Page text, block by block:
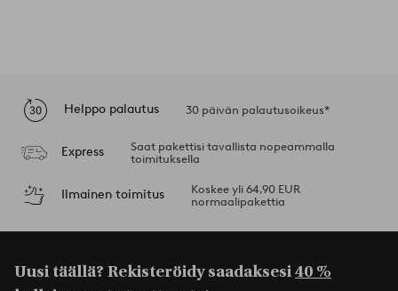
Helppo palautus 30 päivän palautusoikeus*
Express
Saat pakettisi tavallista nopeammalla
toimituksella
Ilmainen toimitus
Koskee yli 64,90 EUR
normaalipakettia
Uusi täällä? Rekisteröidy saadaksesi40 %